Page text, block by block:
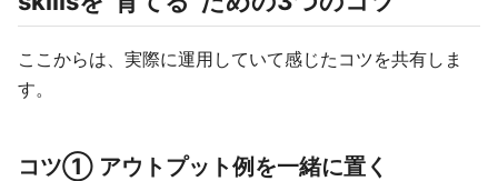
ここからは、実際に運用していて感じたコツを共有しま
す。
コツ① アウトプット例を一緒に置く